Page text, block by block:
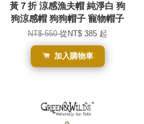
黃７折 涼感漁夫帽 純淨白 狗
狗涼感帽 狗狗帽子 寵物帽子
NT$ 550從 NT$ 385 起
加入購物車